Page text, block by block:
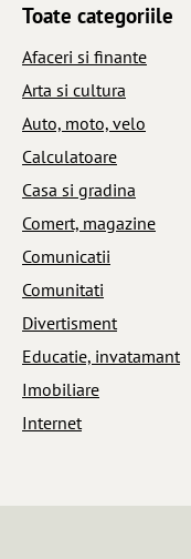
Toate categoriile
Afaceri si finante
Arta si cultura
Auto, moto, velo
Calculatoare
Casa si gradina
Comert, magazine
Comunicatii
Comunitati
Divertisment
Educatie, invatamant
Imobiliare
Internet